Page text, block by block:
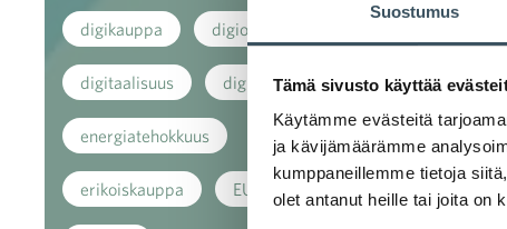
Suostumus
Tämä sivusto käyttää
Käytämme evästeitä
ja kävijämäärämme
kumppaneillemme tietoja
olet antanut heille tai joita on
digikauppa digiostaminen
digitaalisuus digitalisaatio
energiatehokkuus
erikoiskauppa EU